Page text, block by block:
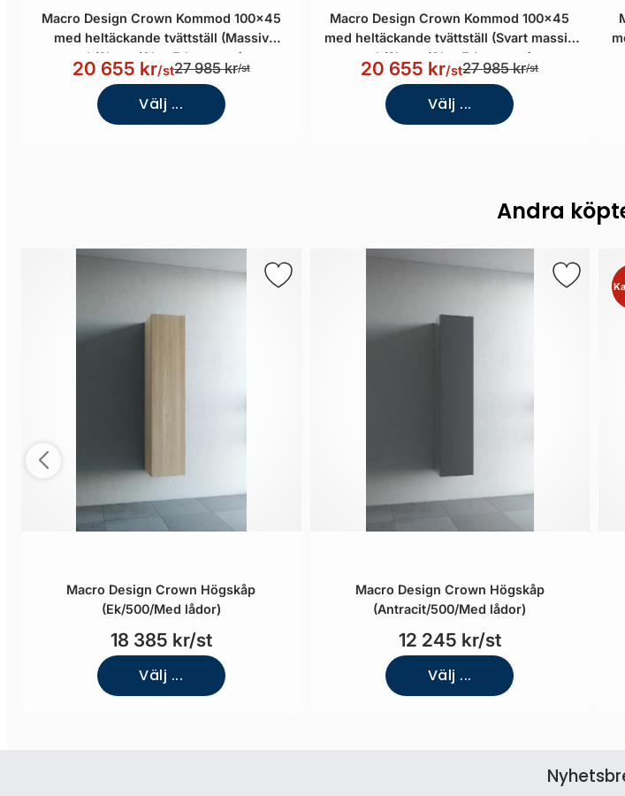
Macro Design Crown Kommod 100x45
med heltäckande tvättställ (Massiv
ek/Shape/Glas Edge svart)
20 655 kr/st27 985 kr/st
Välj ...
Macro Design Crown Kommod 100x45
med heltäckande tvättställ (Svart massiv
ek/Shape/Glas Edge svart)
20 655 kr/st27 985 kr/st
Välj ...
Andra
Macro Design Crown Högskåp
(Ek/500/Med lådor)
18 385 kr/st
Välj ...
Macro Design Crown Högskåp
(Antracit/500/Med lådor)
12 245 kr/st
Välj ...